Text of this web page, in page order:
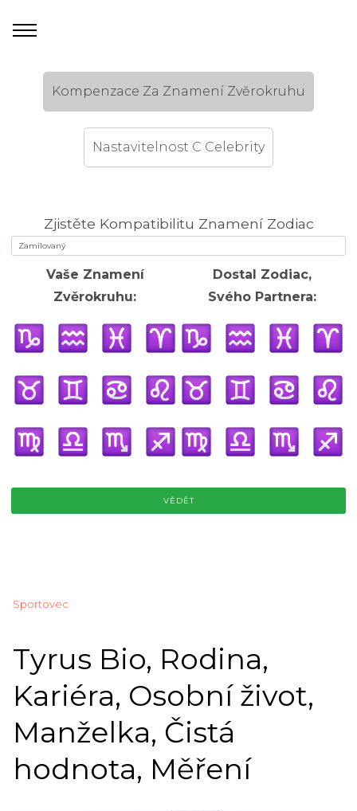
Kompenzace Za Znamení Zvěrokruhu
Nastavitelnost C Celebrity
Zjistěte Kompatibilitu Znamení Zodiac
Vaše Znamení
Zvěrokruhu:
Dostal Zodiac,
Svého Partnera:
VĚDĚT
Sportovec
Tyrus Bio, Rodina,
Kariéra, Osobní život,
Manželka, Čistá
hodnota, Měření